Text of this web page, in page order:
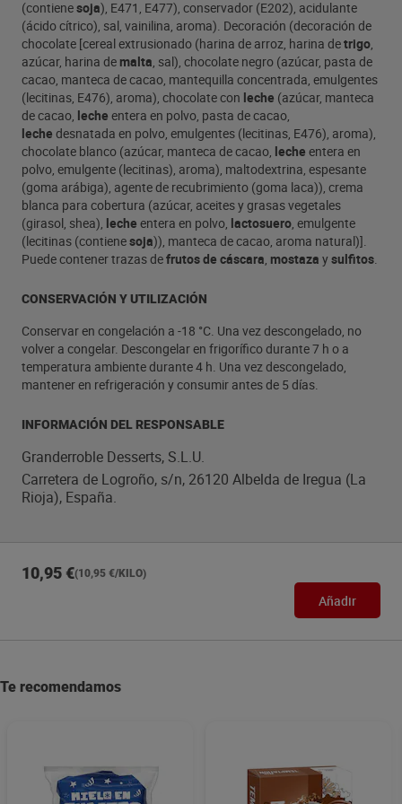
(contienesoja), E471, E477), conservador (E202), acidulante
(ácido cítrico), sal, vainilina, aroma). Decoración (decoración de
chocolate [cereal extrusionado (harina de arroz, harina detrigo,
azúcar, harina de malta, sal), chocolate negro (azúcar, pasta de
cacao, manteca de cacao, mantequilla concentrada, emulgentes
(lecitinas, E476), aroma), chocolate con leche (azúcar, manteca
de cacao, leche entera en polvo, pasta de cacao,
leche desnatada en polvo, emulgentes (lecitinas, E476), aroma),
chocolate blanco (azúcar, manteca de cacao, leche entera en
polvo, emulgente (lecitinas), aroma), maltodextrina, espesante
(goma arábiga), agente de recubrimiento (goma laca)), crema
blanca para cobertura (azúcar, aceites y grasas vegetales
(girasol, shea), leche entera en polvo, lactosuero, emulgente
(lecitinas (contienesoja)), manteca de cacao, aroma natural)].
Puede contener trazas defrutos de cáscara, mostaza ysulfitos.
CONSERVACIÓN Y UTILIZACIÓN
Conservar en congelación a -18 °C. Una vez descongelado, no
volver a congelar. Descongelar en frigorífico durante 7 h o a
temperatura ambiente durante 4 h. Una vez descongelado,
mantener en refrigeración y consumir antes de 5 días.
INFORMACIÓN DEL RESPONSABLE
Granderroble Desserts, S.L.U.
Carretera de Logroño, s/n, 26120 Albelda de Iregua (La
Rioja), España.
10,95 €(10,95 €/KILO)
Añadir
Te recomendamos